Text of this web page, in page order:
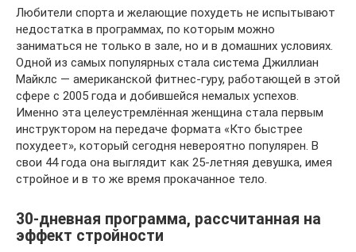
Любители спорта и желающие похудеть не испытывают
недостатка в программах, по которым можно
заниматься не только в зале, но и в домашних условиях.
Одной из самых популярных стала система Джиллиан
Майклс — американской фитнес-гуру, работающей в этой
сфере с 2005 года и добившейся немалых успехов.
Именно эта целеустремлённая женщина стала первым
инструктором на передаче формата «Кто быстрее
похудеет», который сегодня невероятно популярен. В
свои 44 года она выглядит как 25-летняя девушка, имея
стройное и в то же время прокачанное тело.
30-дневная программа, рассчитанная на
эффект стройности